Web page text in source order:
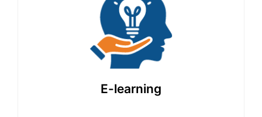
E-learning
20 godzin
Samodzielna nauka online z dostępem
do multimedialnych materiałów, testów
i ćwiczeń. Uczysz się kiedy chcesz